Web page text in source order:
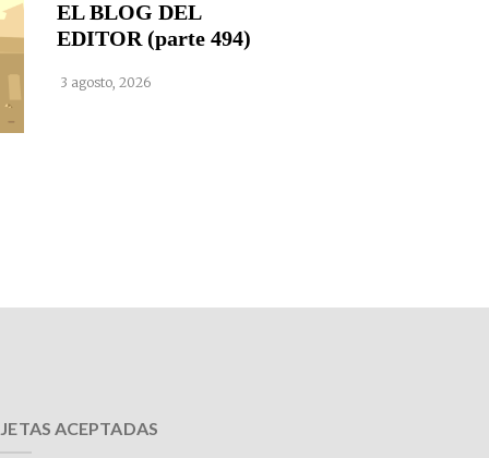
EL BLOG DEL
EDITOR (parte 494)
3 agosto, 2026
ACEPTADAS